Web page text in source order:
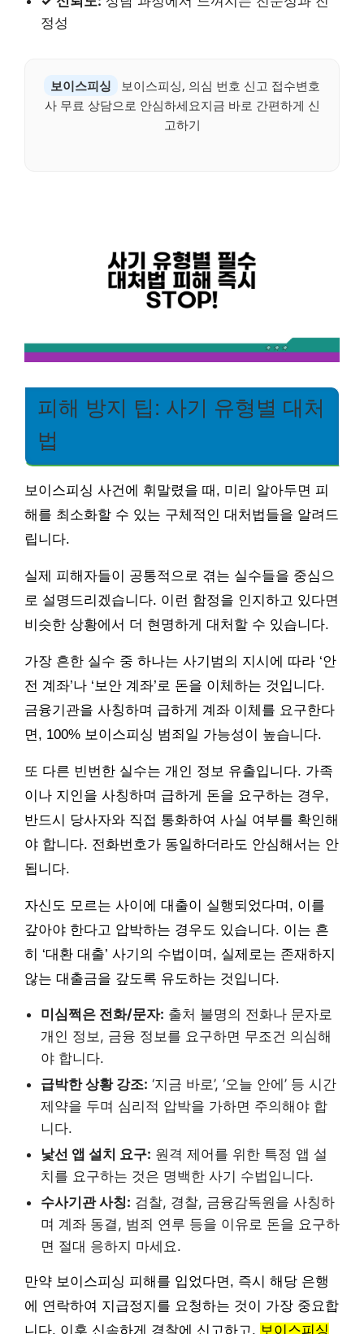
정성
보이스피싱
보이스피싱, 의심 번호 신고 접수변호
사 무료 상담으로 안심하세요지금 바로 간편하게 신
고하기
피해 방지 팁: 사기 유형별 대처
법
보이스피싱 사건에 휘말렸을 때, 미리 알아두면 피
해를 최소화할 수 있는 구체적인 대처법들을 알려드
립니다.
실제 피해자들이 공통적으로 겪는 실수들을 중심으
로 설명드리겠습니다. 이런 함정을 인지하고 있다면
비슷한 상황에서 더 현명하게 대처할 수 있습니다.
가장 흔한 실수 중 하나는 사기범의 지시에 따라 ‘안
전 계좌’나 ‘보안 계좌’로 돈을 이체하는 것입니다.
금융기관을 사칭하며 급하게 계좌 이체를 요구한다
면, 100% 보이스피싱 범죄일 가능성이 높습니다.
또 다른 빈번한 실수는 개인 정보 유출입니다. 가족
이나 지인을 사칭하며 급하게 돈을 요구하는 경우,
반드시 당사자와 직접 통화하여 사실 여부를 확인해
야 합니다. 전화번호가 동일하더라도 안심해서는 안
됩니다.
자신도 모르는 사이에 대출이 실행되었다며, 이를
갚아야 한다고 압박하는 경우도 있습니다. 이는 흔
히 ‘대환 대출’ 사기의 수법이며, 실제로는 존재하지
않는 대출금을 갚도록 유도하는 것입니다.
미심쩍은 전화/문자: 출처 불명의 전화나 문자로
개인 정보, 금융 정보를 요구하면 무조건 의심해
야 합니다.
급박한 상황 강조: ‘지금 바로’, ‘오늘 안에’ 등 시간
제약을 두며 심리적 압박을 가하면 주의해야 합
니다.
낯선 앱 설치 요구: 원격 제어를 위한 특정 앱 설
치를 요구하는 것은 명백한 사기 수법입니다.
수사기관 사칭: 검찰, 경찰, 금융감독원을 사칭하
며 계좌 동결, 범죄 연루 등을 이유로 돈을 요구하
면 절대 응하지 마세요.
만약 보이스피싱 피해를 입었다면, 즉시 해당 은행
에 연락하여 지급정지를 요청하는 것이 가장 중요합
니다. 이후 신속하게 경찰에 신고하고, 보이스피싱